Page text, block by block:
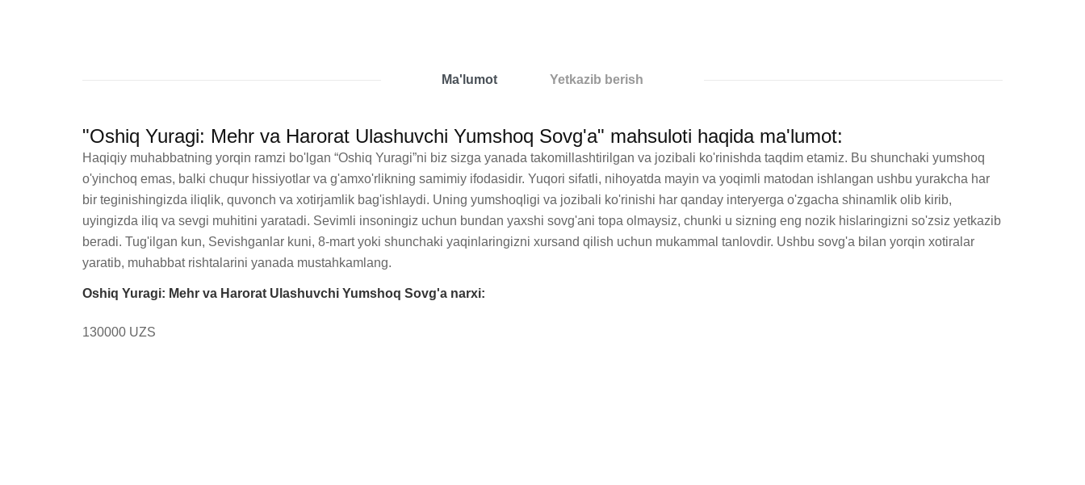
Ma'lumot Yetkazib berish
"Oshiq Yuragi: Mehr va Harorat Ulashuvchi Yumshoq Sovg'a" mahsuloti haqida ma'lumot:
Haqiqiy muhabbatning yorqin ramzi bo'lgan “Oshiq Yuragi”ni biz sizga yanada takomillashtirilgan va jozibali ko'rinishda taqdim etamiz. Bu shunchaki yumshoq
o'yinchoq emas, balki chuqur hissiyotlar va g'amxo'rlikning samimiy ifodasidir. Yuqori sifatli, nihoyatda mayin va yoqimli matodan ishlangan ushbu yurakcha har
bir teginishingizda iliqlik, quvonch va xotirjamlik bag'ishlaydi. Uning yumshoqligi va jozibali ko'rinishi har qanday interyerga o'zgacha shinamlik olib kirib,
uyingizda iliq va sevgi muhitini yaratadi. Sevimli insoningiz uchun bundan yaxshi sovg'ani topa olmaysiz, chunki u sizning eng nozik hislaringizni so'zsiz yetkazib
beradi. Tug'ilgan kun, Sevishganlar kuni, 8-mart yoki shunchaki yaqinlaringizni xursand qilish uchun mukammal tanlovdir. Ushbu sovg'a bilan yorqin xotiralar
yaratib, muhabbat rishtalarini yanada mustahkamlang.
Oshiq Yuragi: Mehr va Harorat Ulashuvchi Yumshoq Sovg'a narxi:
130000 UZS